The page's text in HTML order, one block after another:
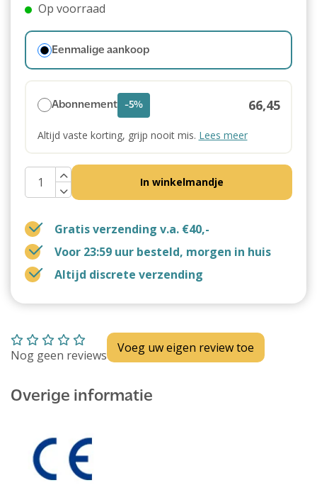
Op voorraad
Eenmalige aankoop
Abonnement -5% 66,45
Altijd vaste korting, grijp nooit mis. Lees meer
In winkelmandje
Gratis verzending v.a. €40,-
Voor 23:59 uur besteld, morgen in huis
Altijd discrete verzending
Nog geen reviews Voeg uw eigen review toe
Overige informatie